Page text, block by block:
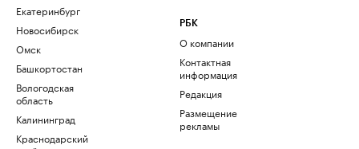
Екатеринбург
Новосибирск
Омск
Башкортостан
Вологодская
область
Калининград
Краснодарский
РБК
О компании
Контактная
информация
Редакция
Размещение
рекламы